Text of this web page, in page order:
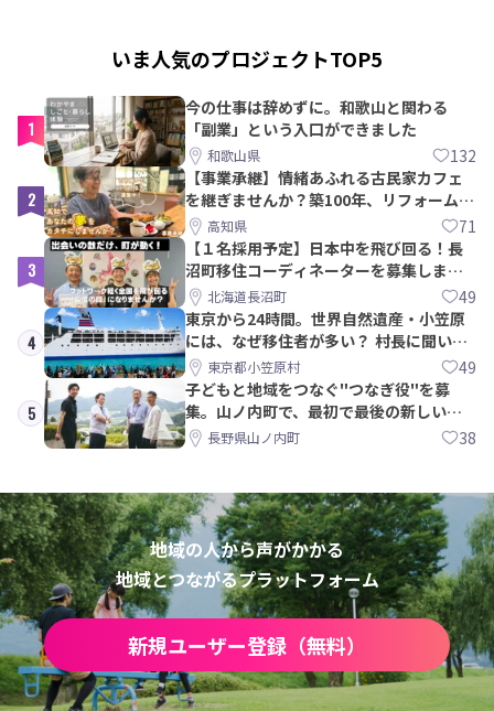
いま人気のプロジェクトTOP5
1
今の仕事は辞めずに。和歌山と関わる
「副業」という入口ができました
和歌山県 132
2
【事業承継】情緒あふれる古民家カフェ
を継ぎませんか？築100年、リフォームか
ら約10年！
高知県 71
3
【１名採用予定】日本中を飛び回る！長
沼町移住コーディネーターを募集しま
す！北海道長沼町 49
4
東京から24時間。世界自然遺産・小笠原
には、なぜ移住者が多い？ 村長に聞いて
みた東京都小笠原村 49
5
子どもと地域をつなぐ"つなぎ役"を募
集。山ノ内町で、最初で最後の新しい学
校づくりを一緒に
長野県山ノ内町 38
地域の人から声がかかる
地域とつながるプラットフォーム
新規ユーザー登録（無料）